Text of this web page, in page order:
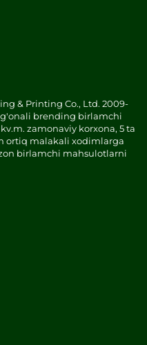
& Printing Co., Ltd. 2009-
brending birlamchi
zamonaviy korxona, 5 ta
ortiq malakali xodimlarga
birlamchi mahsulotlarni